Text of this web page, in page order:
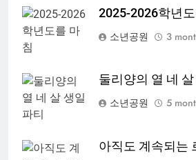
2025-2026학년
소년공원
3
둘리양의 열 네 살
소년공원
5
아직도 계속되는